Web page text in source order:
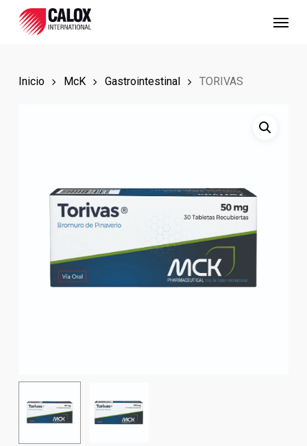
Inicio McK Gastrointestinal TORIVAS